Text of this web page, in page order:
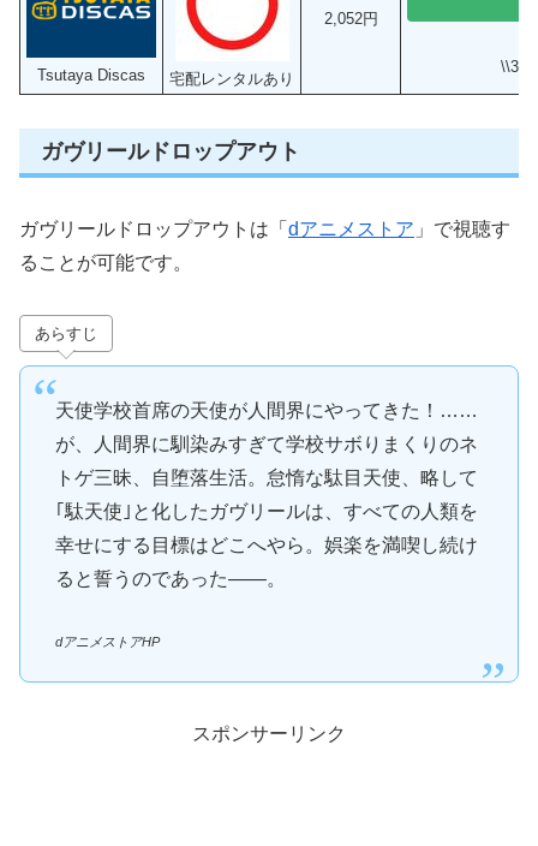
Tsutaya Discas 宅配レンタルあり
2,052円
\\30
ガヴリールドロップアウト
ガヴリールドロップアウトは「 dアニメストア 」で視聴す
ることが可能です。
あらすじ
天使学校首席の天使が人間界にやってきた！……
が、人間界に馴染みすぎて学校サボりまくりのネ
トゲ三昧、自堕落生活。怠惰な駄目天使、略して
｢駄天使｣と化したガヴリールは、すべての人類を
幸せにする目標はどこへやら。娯楽を満喫し続け
ると誓うのであった――。
dアニメストアHP
スポンサーリンク